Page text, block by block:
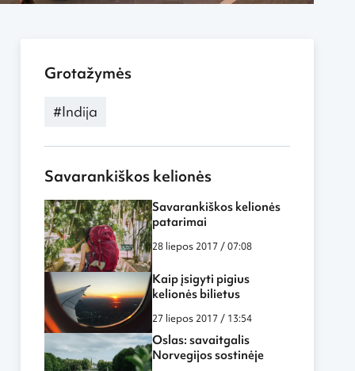
Grotažymės
#Indija
Savarankiškos kelionės
Savarankiškos kelionės
patarimai
28 liepos 2017 / 07:08
Kaip įsigyti pigius
kelionės bilietus
27 liepos 2017 / 13:54
Oslas: savaitgalis
Norvegijos sostinėje